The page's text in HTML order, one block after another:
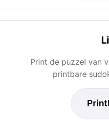
Print de puzzel van
printbare